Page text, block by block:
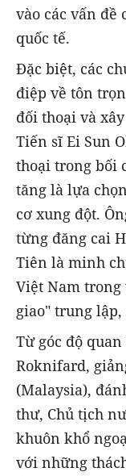
vào các vấn đề
quốc tế.
Đặc biệt, các
điệp về tôn
đối thoại và
Tiến sĩ Ei Sun
thoại trong bối
tăng là lựa
cơ xung đột.
từng đăng cai
Tiên là minh
Việt Nam
giao" trung lập,
Từ góc độ
Roknifard,
(Malaysia),
thư, Chủ tịch
khuôn khổ
với những